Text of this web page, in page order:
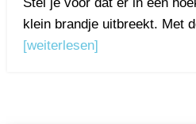
klein brandje uitbreekt. Met
[weiterlesen]